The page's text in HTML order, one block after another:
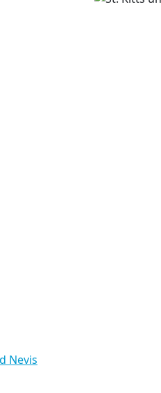
Nevis